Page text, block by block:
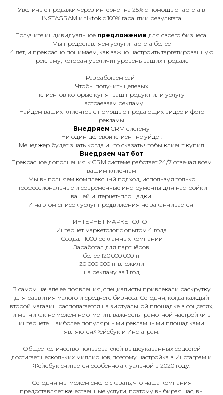
Увеличьте продажи через интернет на 25% с помощью таргета в
INSTAGRAM и tiktok с 100% гарантии результата
Получите индивидуальное предложение для своего бизнеса!
Мы предоставляем услуги таргета более
4 лет, и прекрасно понимаем, как важно настроить таргетированную
рекламу, которая увеличит уровень ваших продаж.
Разработаем сайт
Чтобы получить целевых
клиентов которые купят ваш продукт или услугу
Настраеваем рекламу
Найдём ваших клиентов с помощью продающих видео и фото
рекламы
Внедряем CRM систему
Ни один целевой клиент не уйдет.
Менеджер будет знать когда и что сказать чтобы клиент купил
Внедряем чат бот
Прекрасное дополнения к CRM системе работает 24/7 отвечая всем
вашим клиентам
Мы выполняем комплексный подход, используя только
профессиональные и современные инструменты для настройки
вашей интернет-площадки.
И на этом список услуг продвижения не заканчивается!
ИНТЕРНЕТ МАРКЕТОЛОГ
Интернет маркетолог с опытом 4 года
Создал 1000 рекламных компании
Заработал для партнёров
более 120 000 000 тг
20 000 000 тг вложили
на рекламу за 1 год
В самом начале ее появления, специалисты привлекали раскрутку
для развития малого и среднего бизнеса. Сегодня, когда каждый
второй магазин располагается на виртуальной площадке в соцсетях,
и мы никак не можем не отметить важность грамотной настройки в
интернете. Наиболее популярными рекламными площадками
являются:Фейсбук и Инстаграм.
Общее количество пользователей вышеуказанных соцсетей
достигает нескольких миллионов, поэтому настройка в Инстаграм и
Фейсбук считается особенно актуальной в 2020 году.
Сегодня мы можем смело сказать, что наша компания
предоставляет качественные услуги, поэтому выбирая нас, вы